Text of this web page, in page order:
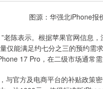
图源：华强北iPhone报
陈表示。根据苹果官网信息
仅能满足约七分之三的预约需
17 Pro，在二级市场通常
官方及电商平台的补贴政策